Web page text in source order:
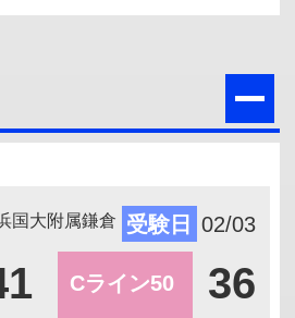
国大附属鎌倉 受験日 02/03
Cライン50 36